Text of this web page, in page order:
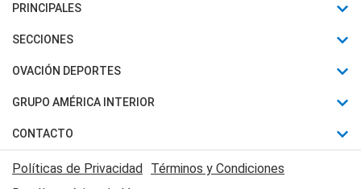
PRINCIPALES
Últimas Noticias
Política
Judiciales
Economia
SECCIONES
Horóscopo
Motores
Trucos caseros
Series y Películas
OVACIÓN DEPORTES
Fútbol
Mundial
Automovilismo
Rugby
GRUPO AMÉRICA INTERIOR
Canal 7 en Vivo
CONTACTO
Acerca de Nosotros
Políticas de Privacidad Términos y Condiciones